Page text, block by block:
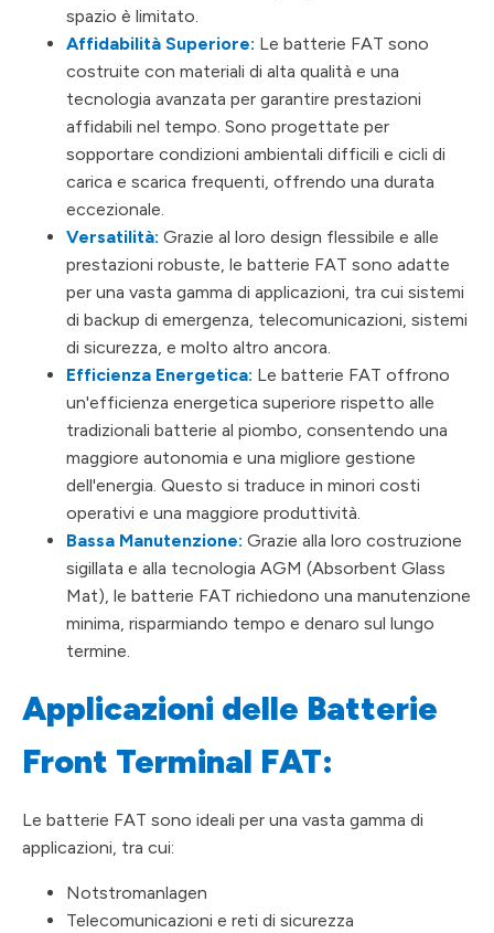
spazio è limitato.
Affidabilità Superiore: Le batterie FAT sono
costruite con materiali di alta qualità e una
tecnologia avanzata per garantire prestazioni
affidabili nel tempo. Sono progettate per
sopportare condizioni ambientali difficili e cicli di
carica e scarica frequenti, offrendo una durata
eccezionale.
Versatilità: Grazie al loro design flessibile e alle
prestazioni robuste, le batterie FAT sono adatte
per una vasta gamma di applicazioni, tra cui sistemi
di backup di emergenza, telecomunicazioni, sistemi
di sicurezza, e molto altro ancora.
Efficienza Energetica: Le batterie FAT offrono
un'efficienza energetica superiore rispetto alle
tradizionali batterie al piombo, consentendo una
maggiore autonomia e una migliore gestione
dell'energia. Questo si traduce in minori costi
operativi e una maggiore produttività.
Bassa Manutenzione: Grazie alla loro costruzione
sigillata e alla tecnologia AGM (Absorbent Glass
Mat), le batterie FAT richiedono una manutenzione
minima, risparmiando tempo e denaro sul lungo
termine.
Applicazioni delle Batterie
Front Terminal FAT:
Le batterie FAT sono ideali per una vasta gamma di
applicazioni, tra cui:
Notstromanlagen
Telecomunicazioni e reti di sicurezza